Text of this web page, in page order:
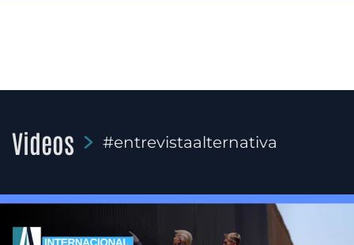
Videos #entrevistaalternativa